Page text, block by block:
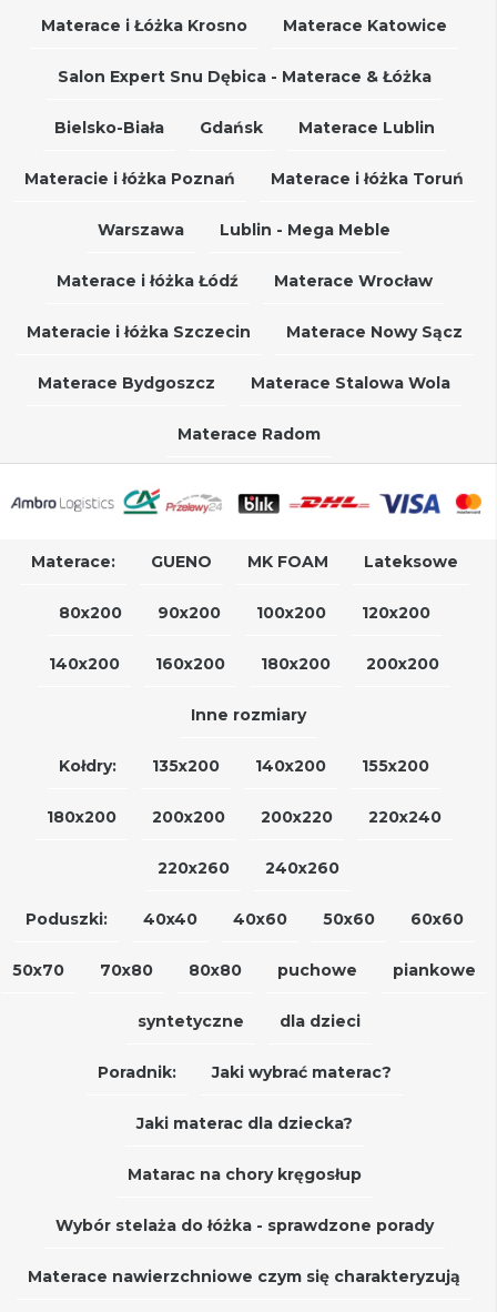
Materace i Łóżka Krosno Materace Katowice
Salon Expert Snu Dębica - Materace & Łóżka
Bielsko-Biała Gdańsk Materace Lublin
Materacie i łóżka Poznań Materace i łóżka Toruń
Warszawa Lublin - Mega Meble
Materace i łóżka Łódź Materace Wrocław
Materacie i łóżka Szczecin Materace Nowy Sącz
Materace Bydgoszcz Materace Stalowa Wola
Materace Radom
Materace: GUENO MK FOAM Lateksowe
80x200 90x200 100x200 120x200
140x200 160x200 180x200 200x200
Inne rozmiary
Kołdry: 135x200 140x200 155x200
180x200 200x200 200x220 220x240
220x260 240x260
Poduszki: 40x40 40x60 50x60 60x60
50x70 70x80 80x80 puchowe piankowe
syntetyczne dla dzieci
Poradnik: Jaki wybrać materac?
Jaki materac dla dziecka?
Matarac na chory kręgosłup
Wybór stelaża do łóżka - sprawdzone porady
Materace nawierzchniowe czym się charakteryzują